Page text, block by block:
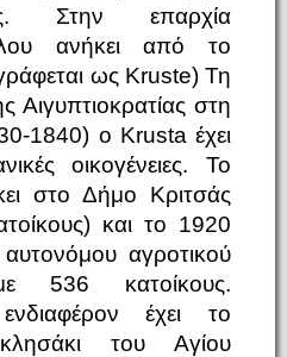
Στην επαρχία
ανήκει από το
ως Kruste) Τη
Αιγυπτιοκρατίας στη
1840) ο Krusta έχει
οικογένειες. Το
στο Δήμο Κριτσάς
και το 1920
αυτονόμου αγροτικού
536 κατοίκους.
ενδιαφέρον έχει το
του Αγίου